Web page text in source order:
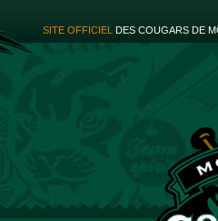
SITE OFFICIEL DES COUGARS DE